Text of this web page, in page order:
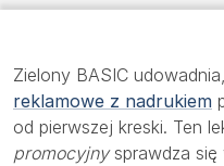
Zielony BASIC
reklamowe z nadrukiem
od pierwszej kreski. Ten
promocyjnysprawdza się